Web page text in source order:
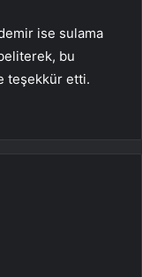
ise sulama
bu
teşekkür etti.